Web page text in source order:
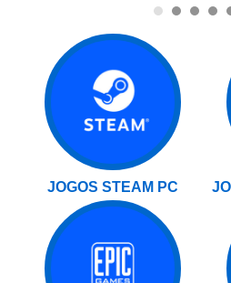
JOGOS STEAM PC